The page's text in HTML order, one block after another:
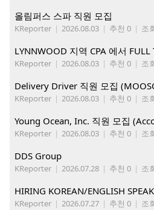
올림퍼스 스파 직원 모집
KReporter | 2026.08.03 | 추천 0 | 조
KReporter | 2026.08.03 | 추천 0 | 조
Delivery Driver 직원 모집
KReporter | 2026.08.03 | 추천 0 | 조
KReporter | 2026.08.03 | 추천 0 | 조
DDS Group
KReporter | 2026.07.28 | 추천 0 | 조
KReporter | 2026.07.27 | 추천 0 | 조